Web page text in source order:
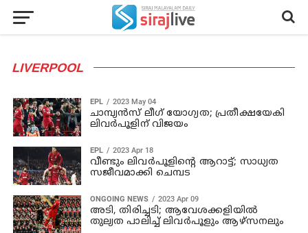
LIVERPOOL
EPL 2023 May 04
ചാമ്പ്യന്‍സ് ലീഗ് യോഗ്യത; പ്രതീക്ഷയേകി
ലിവര്‍പൂളിന് വിജയം
EPL 2023 Apr 18
വീണ്ടും ലിവര്‍പൂളിന്റെ ആറാട്ട്; സാധ്യത
സജീവമാക്കി ചെമ്പട
ONGOING NEWS 2023 Apr 09
അടി, തിരിച്ചടി; ആവേശക്കളിയില്‍
തുല്യത പാലിച്ച് ലിവര്‍പൂളും ആഴ്സനലും